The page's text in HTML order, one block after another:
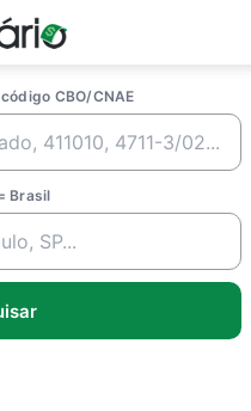
CBO/CNAE
Brasil